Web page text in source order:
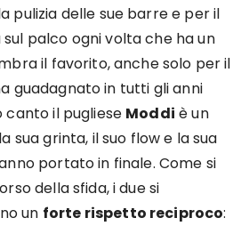
pulizia delle sue barre e per il
palco ogni volta che ha un
il favorito, anche solo per il
guadagnato in tutti gli anni
canto il pugliese Moddi è un
sua grinta, il suo flow e la sua
portato in finale. Come si
della sfida, i due si
un forte rispetto reciproco: